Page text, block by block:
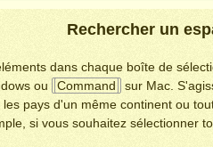
Rechercher un
dans chaque boîte de
ou Command
sur Mac.
pays d'un même continent ou
si vous souhaitez sélectionner